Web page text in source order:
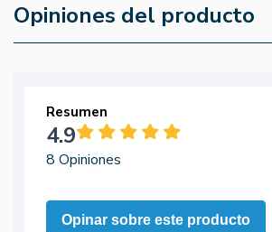
Opiniones del producto
Resumen
4.9
8 Opiniones
Opinar sobre este producto